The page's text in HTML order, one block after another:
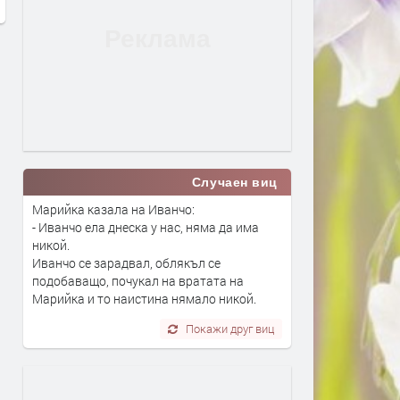
Случаен виц
Марийка казала на Иванчо:
- Иванчо ела днеска у нас, няма да има
никой.
Иванчо се зарадвал, облякъл се
подобаващо, почукал на вратата на
Марийка и то наистина нямало никой.
Покажи друг виц